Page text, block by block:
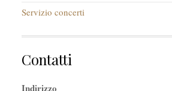
Servizio concerti
Contatti
Indirizzo